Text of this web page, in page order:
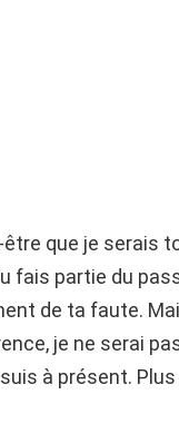
que je serais
fais partie du
de ta faute.
je ne serai
à présent.